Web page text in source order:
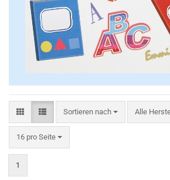
Sortieren nach
Sortieren nach Alle
16 pro Seite
pro Seite
1